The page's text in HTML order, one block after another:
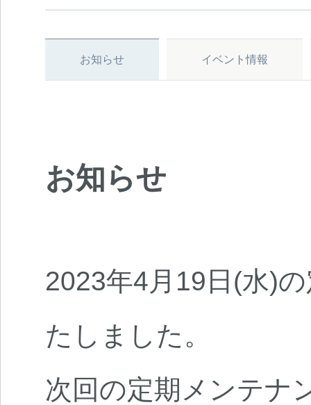
お知らせ イベント情報
お知らせ
2023年4月19日(水)
たしました。
次回の定期メンテナ